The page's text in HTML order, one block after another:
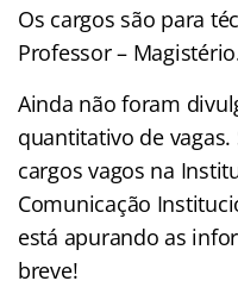
Os cargos são para
Professor –
Ainda não foram
quantitativo de
cargos vagos na
Comunicação
está apurando as
breve!